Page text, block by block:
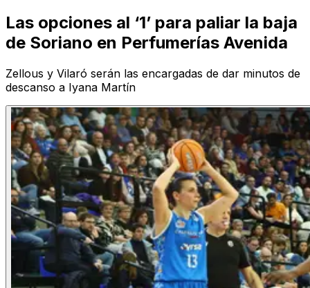
Las opciones al ‘1’ para paliar la baja
de Soriano en Perfumerías Avenida
Zellous y Vilaró serán las encargadas de dar minutos de
descanso a Iyana Martín